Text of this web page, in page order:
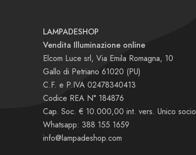
LAMPADESHOP
Vendita Illuminazione online
Elcom Luce srl, Via Emila Romagna, 10
Gallo di Petriano 61020 (PU)
C.F. e P.IVA 02478340413
Codice REA N° 184876
Cap. Soc. € 10.000,00 int. vers. Unico socio
Whatsapp: 388 155 1659
info@lampadeshop.com